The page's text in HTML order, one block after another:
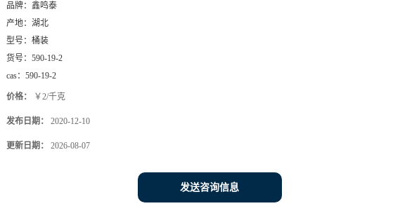
品牌： 鑫鸣泰
产地： 湖北
型号： 桶装
货号： 590-19-2
cas： 590-19-2
价格： ￥2/千克
发布日期： 2020-12-10
更新日期： 2026-08-07
发送咨询信息